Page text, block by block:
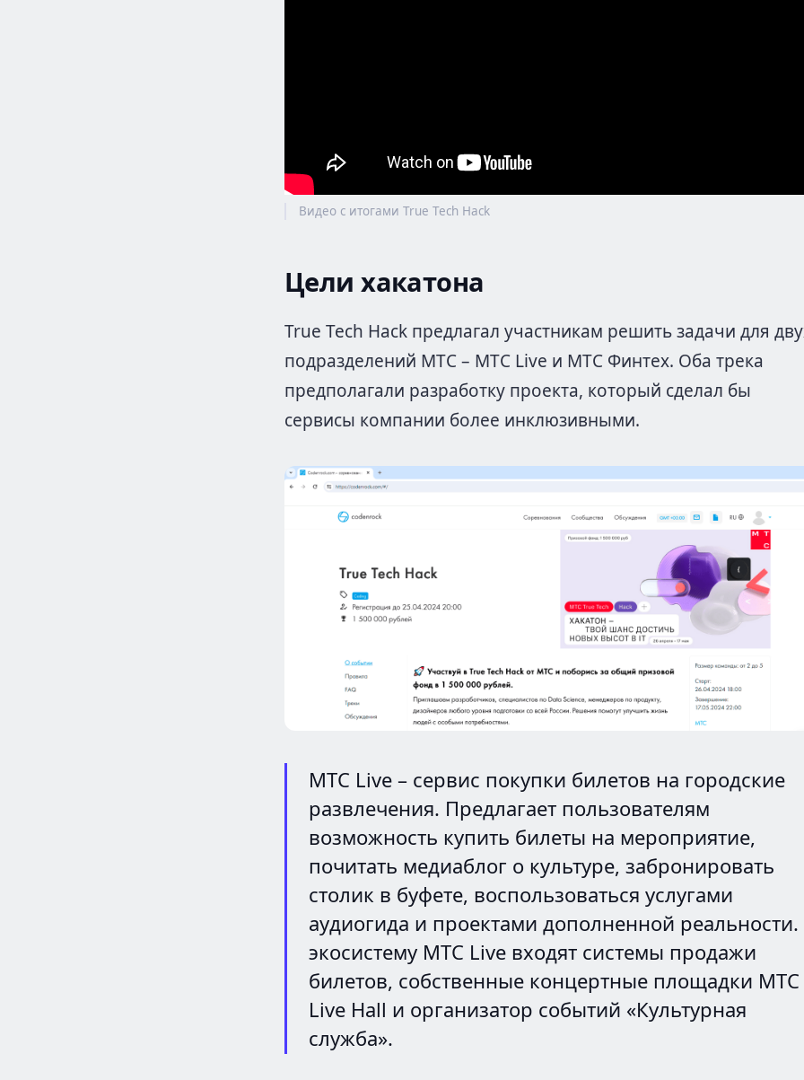
Видео с итогами True Tech Hack
Цели хакатона
True Tech Hack предлагал участникам решить задачи для
подразделений МТС – МТС Live и МТС Финтех. Оба трека
предполагали разработку проекта, который сделал бы
сервисы компании более инклюзивными.
МТС Live – сервис покупки билетов на городские
развлечения. Предлагает пользователям
возможность купить билеты на мероприятие,
почитать медиаблог о культуре, забронировать
столик в буфете, воспользоваться услугами
аудиогида и проектами дополненной
экосистему МТС Live входят системы продажи
билетов, собственные концертные площадки МТС
Live Hall и организатор событий «Культурная
служба».